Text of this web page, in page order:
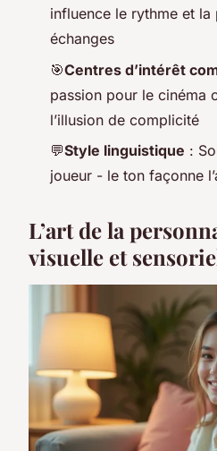
influence le rythme et
échanges
🎯Centres d’intérêt
passion pour le cinéma
l’illusion de complicité
💬Style linguistique :
joueur - le ton façonne
L’art de la
visuelle et